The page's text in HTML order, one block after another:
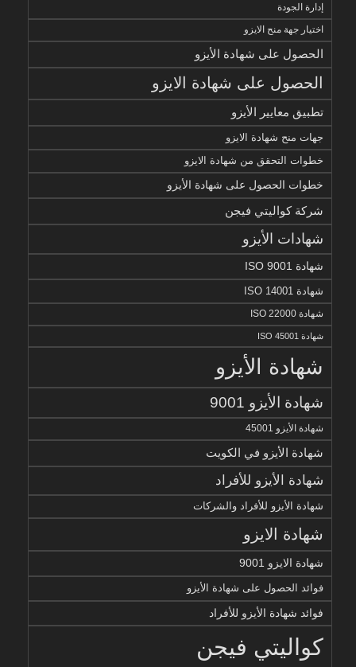
إدارة الجودة
اختيار جهة منح الايزو
الحصول على شهادة الأيزو
الحصول على شهادة الايزو
تطبيق معايير الأيزو
جهات منح شهادة الايزو
خطوات التحقق من شهادة الايزو
خطوات الحصول على شهادة الأيزو
شركة كواليتي فيجن
شهادات الأيزو
شهادة ISO 9001
شهادة ISO 14001
شهادة ISO 22000
شهادة ISO 45001
شهادة الأيزو
شهادة الأيزو 9001
شهادة الأيزو 45001
شهادة الأيزو في الكويت
شهادة الأيزو للأفراد
شهادة الأيزو للأفراد والشركات
شهادة الايزو
شهادة الايزو 9001
فوائد الحصول على شهادة الأيزو
فوائد شهادة الأيزو للأفراد
كواليتي فيجن